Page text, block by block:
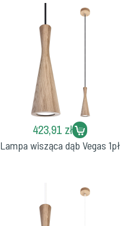
423,91 zł
Lampa wisząca dąb Vegas 1pł